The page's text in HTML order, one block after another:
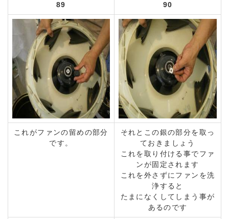
89 90
これがファンの留めの部分
です。
それとこの銀の部分を取っ
ておきましょう
これを取り付ける事でファ
ンが固定されます
これを外さずにファンを洗
浄すると
たまになくしてしまう事が
あるのです